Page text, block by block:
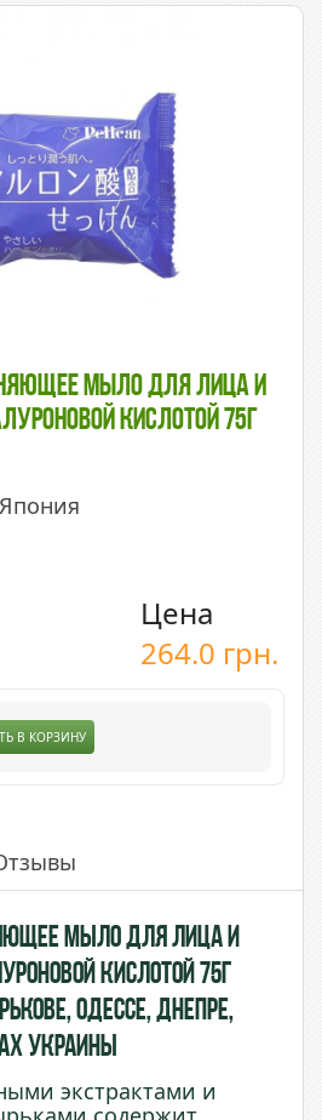
Мыло Для Лица И
Кислотой 75г
Япония
Цена
264.0 грн.
В КОРЗИНУ
мыло для лица и
Кислотой 75г
Одессе, Днепре,
Украины
экстрактами и